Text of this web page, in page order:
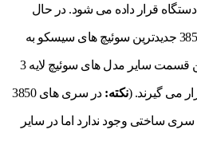
قرار داده می شود. در حال
حاضر سوئیچ های سری 3850 جدیدترین سوئیچ های سیسکو به
شمار می روند. البته در این قسمت سایر مدل های سوئیچ لایه 3
نکته: در سری های 3850
بر خلاف سوئیچ های 2960 سری ساختی وجود ندارد اما در سایر